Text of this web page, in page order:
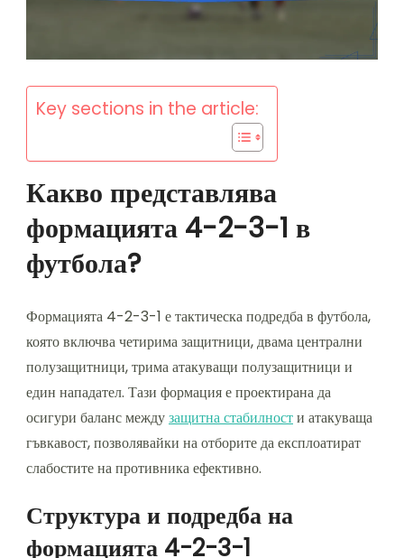
Key sections in the article:
Какво представлява
формацията 4-2-3-1 в
футбола?
Формацията 4-2-3-1 е тактическа подредба в футбола,
която включва четирима защитници, двама централни
полузащитници, трима атакуващи полузащитници и
един нападател. Тази формация е проектирана да
осигури баланс междузащитна стабилности атакуваща
гъвкавост, позволявайки на отборите да експлоатират
слабостите на противника ефективно.
Структура и подредба на
формацията 4-2-3-1